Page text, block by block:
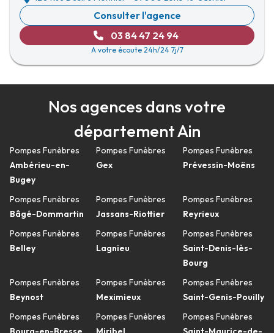
Consulter l'agence
03 84 47 24 94
A votre écoute 24h/24 7j/7
Nos agences dans votre
département Ain
Pompes Funèbres
Ambérieu-en-
Bugey
Pompes Funèbres
Bâgé-Dommartin
Pompes Funèbres
Belley
Pompes Funèbres
Beynost
Pompes Funèbres
Pompes Funèbres
Gex
Pompes Funèbres
Jassans-Riottier
Pompes Funèbres
Lagnieu
Pompes Funèbres
Meximieux
Pompes Funèbres
Pompes Funèbres
Prévessin-Moëns
Pompes Funèbres
Reyrieux
Pompes Funèbres
Saint-Denis-lès-
Bourg
Pompes Funèbres
Saint-Genis-Pouilly
Pompes Funèbres